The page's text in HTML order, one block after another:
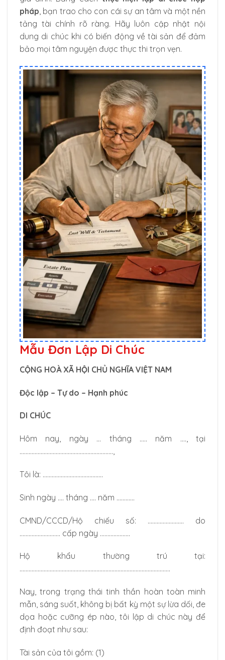
pháp , bạn trao cho con cái sự an tâm và một nền
tảng tài chính rõ ràng. Hãy luôn cập nhật nội
dung di chúc khi có biến động về tài sản để đảm
bảo mọi tâm nguyện được thực thi trọn vẹn.
Mẫu Đơn Lập Di Chúc
CỘNG HOÀ XÃ HỘI CHỦ NGHĨA VIỆT NAM
Độc lập – Tự do – Hạnh phúc
DI CHÚC
Hôm nay, ngày … tháng ….. năm …., tại
……………………………………………………..,
Tôi là: ………………………………….
Sinh ngày …. tháng …. năm …………
CMND/CCCD/Hộ chiếu số: …………………… do
……………………… cấp ngày ………………..
Hộ khẩu thường trú tại:
……………………………………………………………………………………….
Nay, trong trạng thái tinh thần hoàn toàn minh
mẫn, sáng suốt, không bị bất kỳ một sự lừa dối, đe
dọa hoặc cưỡng ép nào, tôi lập di chúc này để
định đoạt như sau:
Tài sản của tôi gồm: (1)